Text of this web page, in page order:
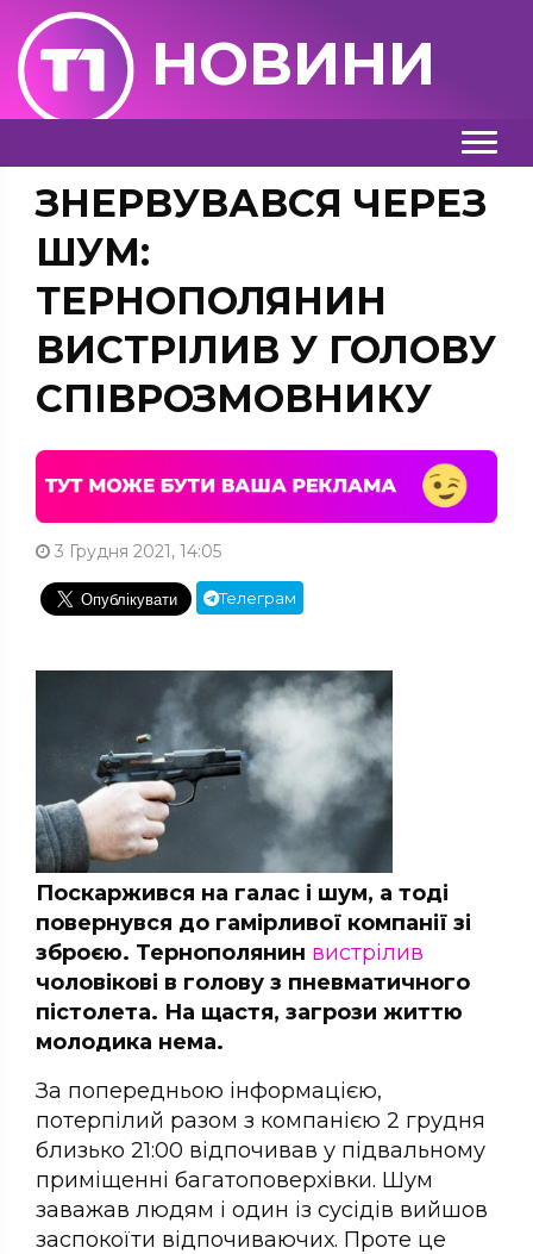
НОВИНИ
ЗНЕРВУВАВСЯ ЧЕРЕЗ
ШУМ:
ТЕРНОПОЛЯНИН
ВИСТРІЛИВ У ГОЛОВУ
СПІВРОЗМОВНИКУ
3 Грудня 2021, 14:05
Телеграм
Поскаржився на галас і шум, а тоді
повернувся до гамірливої компанії зі
зброєю. Тернополянин вистрілив
чоловікові в голову з пневматичного
пістолета. На щастя, загрози життю
молодика нема.
За попередньою інформацією,
потерпілий разом з компанією 2 грудня
близько 21:00 відпочивав у підвальному
приміщенні багатоповерхівки. Шум
заважав людям і один із сусідів вийшов
заспокоїти відпочиваючих. Проте це